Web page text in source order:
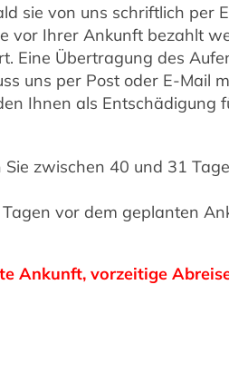
sie von uns schriftlich per
vor Ihrer Ankunft bezahlt
Eine Übertragung des
uns per Post oder E-Mail
Ihnen als Entschädigung
zwischen 40 und 31
vor dem geplanten
Ankunft, vorzeitige